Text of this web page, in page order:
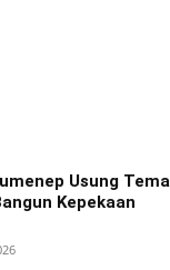
Usung Tema
Kepekaan